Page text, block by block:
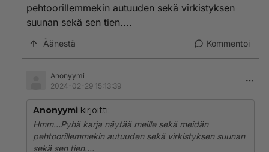
pehtoorillemmekin autuuden sekä virkistyksen
suunan sekä sen tien....
Äänestä Kommentoi
Anonyymi
2024-02-29 15:13:39
Anonyymi kirjoitti:
Hmm...Pyhä karja näytää meille sekä meidän
pehtoorillemmekin autuuden sekä virkistyksen suunan
sekä sen tien....